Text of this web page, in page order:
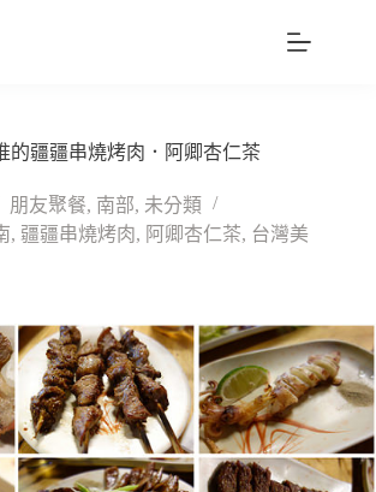
的疆疆串燒烤肉．阿卿杏仁茶
朋友聚餐, 南部, 未分類
, 疆疆串燒烤肉, 阿卿杏仁茶, 台灣美